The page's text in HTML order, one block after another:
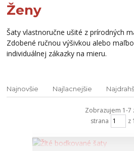
Ženy
Šaty vlastnoručne ušité z prírodných
Zdobené ručnou výšivkou alebo
individuálnej zákazky na mieru.
Najnovšie Najlacnejšie
Zobrazujem 1-7
strana
z 1